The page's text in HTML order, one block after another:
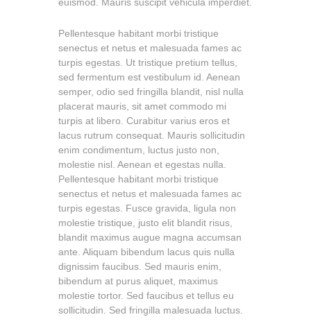
euismod. Mauris suscipit vehicula imperdiet.
Pellentesque habitant morbi tristique
senectus et netus et malesuada fames ac
turpis egestas. Ut tristique pretium tellus,
sed fermentum est vestibulum id. Aenean
semper, odio sed fringilla blandit, nisl nulla
placerat mauris, sit amet commodo mi
turpis at libero. Curabitur varius eros et
lacus rutrum consequat. Mauris sollicitudin
enim condimentum, luctus justo non,
molestie nisl. Aenean et egestas nulla.
Pellentesque habitant morbi tristique
senectus et netus et malesuada fames ac
turpis egestas. Fusce gravida, ligula non
molestie tristique, justo elit blandit risus,
blandit maximus augue magna accumsan
ante. Aliquam bibendum lacus quis nulla
dignissim faucibus. Sed mauris enim,
bibendum at purus aliquet, maximus
molestie tortor. Sed faucibus et tellus eu
sollicitudin. Sed fringilla malesuada luctus.